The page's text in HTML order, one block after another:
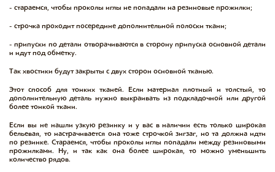
- стараемся, чтобы проколы иглы не попадали на резиновые прожилки;
- строчка проходит посередине дополнительной полоски ткани;
- припуски по детали отворачиваются в сторону припуска основной детали
и идут под обметку.
Так хвостики будут закрыты с двух сторон основной тканью.
Этот способ для тонких тканей. Если материал плотный и толстый, то
дополнительную деталь нужно выкраивать из подкладочной или другой
более тонкой ткани.
Если вы не нашли узкую резинку и у вас в наличии есть только широкая
бельевая, то настрачивается она тоже строчкой зигзаг, но та должна идти
по резинке. Стараемся, чтобы проколы иглы попадали между резиновыми
прожилками. Ну, и так как она более широкая, то можно уменьшить
количество рядов.